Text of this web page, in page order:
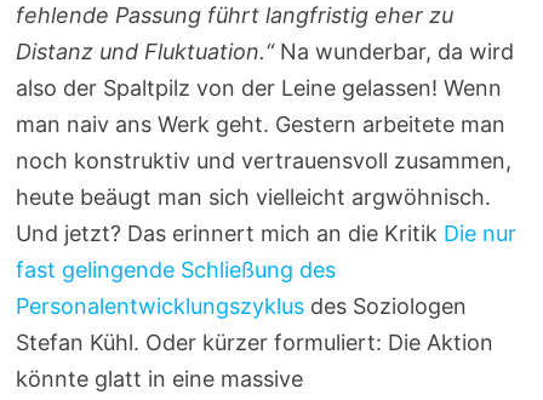
fehlende Passung führt langfristig eher zu
Distanz und Fluktuation.“Na wunderbar, da wird
also der Spaltpilz von der Leine gelassen! Wenn
man naiv ans Werk geht. Gestern arbeitete man
noch konstruktiv und vertrauensvoll zusammen,
heute beäugt man sich vielleicht argwöhnisch.
Und jetzt? Das erinnert mich an die Kritik Die nur
fast gelingende Schließung des
Personalentwicklungszyklus des Soziologen
Stefan Kühl. Oder kürzer formuliert: Die Aktion
könnte glatt in eine massive